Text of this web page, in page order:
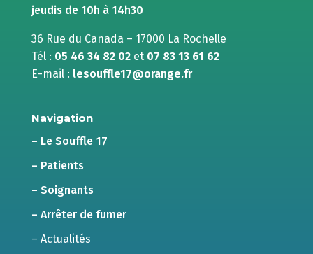
jeudis de 10h à 14h30
36 Rue du Canada – 17000 La Rochelle
Tél : 05 46 34 82 02et 07 83 13 61 62
E-mail : lesouffle17@orange.fr
Navigation
– Le Souffle 17
– Patients
– Soignants
– Arrêter de fumer
– Actualités